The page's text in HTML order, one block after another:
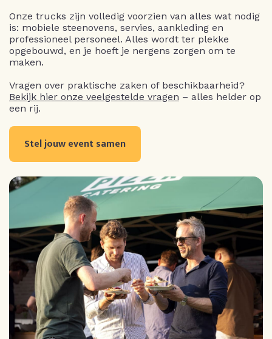
Onze trucks zijn volledig voorzien van alles wat nodig
is: mobiele steenovens, servies, aankleding en
professioneel personeel. Alles wordt ter plekke
opgebouwd, en je hoeft je nergens zorgen om te
maken.
Vragen over praktische zaken of beschikbaarheid?
Bekijk hier onze veelgestelde vragen – alles helder op
een rij.
Stel jouw event samen